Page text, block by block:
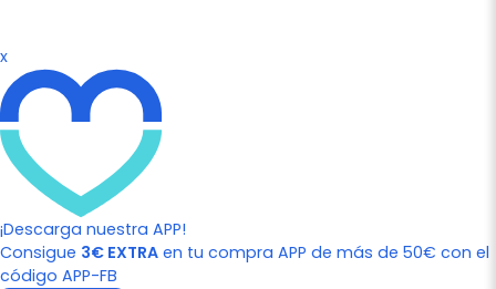
x
¡Descarga nuestra APP!
Consigue 3€ EXTRA en tu compra APP de más de 50€ con el
código APP-FB